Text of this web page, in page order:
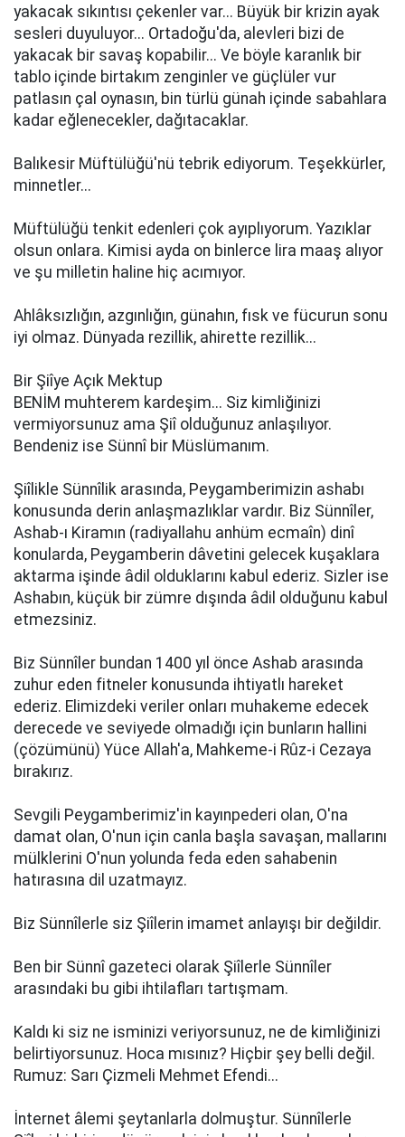
yakacak sıkıntısı çekenler var... Büyük bir krizin ayak
sesleri duyuluyor... Ortadoğu'da, alevleri bizi de
yakacak bir savaş kopabilir... Ve böyle karanlık bir
tablo içinde birtakım zenginler ve güçlüler vur
patlasın çal oynasın, bin türlü günah içinde sabahlara
kadar eğlenecekler, dağıtacaklar.
Balıkesir Müftülüğü'nü tebrik ediyorum. Teşekkürler,
minnetler...
Müftülüğü tenkit edenleri çok ayıplıyorum. Yazıklar
olsun onlara. Kimisi ayda on binlerce lira maaş alıyor
ve şu milletin haline hiç acımıyor.
Ahlâksızlığın, azgınlığın, günahın, fısk ve fücurun sonu
iyi olmaz. Dünyada rezillik, ahirette rezillik...
Bir Şiîye Açık Mektup
BENİM muhterem kardeşim... Siz kimliğinizi
vermiyorsunuz ama Şiî olduğunuz anlaşılıyor.
Bendeniz ise Sünnî bir Müslümanım.
Şiîlikle Sünnîlik arasında, Peygamberimizin ashabı
konusunda derin anlaşmazlıklar vardır. Biz Sünnîler,
Ashab-ı Kiramın (radiyallahu anhüm ecmaîn) dinî
konularda, Peygamberin dâvetini gelecek kuşaklara
aktarma işinde âdil olduklarını kabul ederiz. Sizler ise
Ashabın, küçük bir zümre dışında âdil olduğunu kabul
etmezsiniz.
Biz Sünnîler bundan 1400 yıl önce Ashab arasında
zuhur eden fitneler konusunda ihtiyatlı hareket
ederiz. Elimizdeki veriler onları muhakeme edecek
derecede ve seviyede olmadığı için bunların hallini
(çözümünü) Yüce Allah'a, Mahkeme-i Rûz-i Cezaya
bırakırız.
Sevgili Peygamberimiz'in kayınpederi olan, O'na
damat olan, O'nun için canla başla savaşan, mallarını
mülklerini O'nun yolunda feda eden sahabenin
hatırasına dil uzatmayız.
Biz Sünnîlerle siz Şiîlerin imamet anlayışı bir değildir.
Ben bir Sünnî gazeteci olarak Şiîlerle Sünnîler
arasındaki bu gibi ihtilafları tartışmam.
Kaldı ki siz ne isminizi veriyorsunuz, ne de kimliğinizi
belirtiyorsunuz. Hoca mısınız? Hiçbir şey belli değil.
Rumuz: Sarı Çizmeli Mehmet Efendi...
İnternet âlemi şeytanlarla dolmuştur. Sünnîlerle